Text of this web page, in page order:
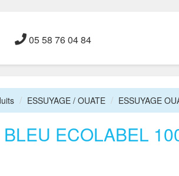
05 58 76 04 84
ESSUYAGE / OUATE ESSUYAGE
ECOLABEL